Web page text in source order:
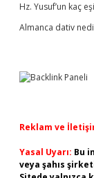
Hz. Yusuf’un kaç
Almanca dativ
Reklam ve
Yasal Uyarı: Bu
veya şahıs